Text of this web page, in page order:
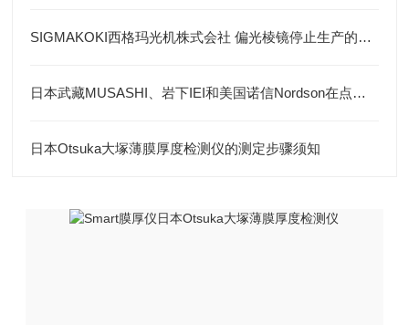
SIGMAKOKI西格玛光机株式会社 偏光棱镜停止生产的通知
日本武藏MUSASHI、岩下IEI和美国诺信Nordson在点胶机领域各有优势
日本Otsuka大塚薄膜厚度检测仪的测定步骤须知